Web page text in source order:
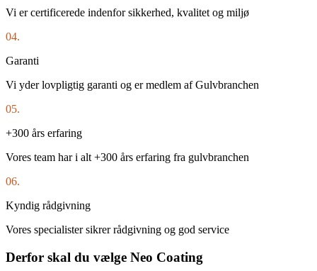
Vi er certificerede indenfor sikkerhed, kvalitet og miljø
04.
Garanti
Vi yder lovpligtig garanti og er medlem af Gulvbranchen
05.
+300 års erfaring
Vores team har i alt +300 års erfaring fra gulvbranchen
06.
Kyndig rådgivning
Vores specialister sikrer rådgivning og god service
Derfor skal du vælge Neo Coating